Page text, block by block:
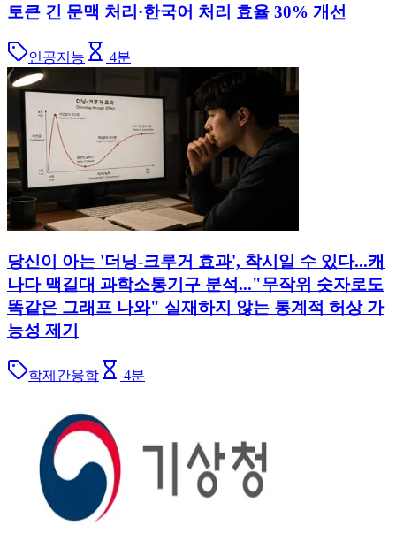
토큰 긴 문맥 처리·한국어 처리 효율 30% 개선
인공지능 4분
당신이 아는 '더닝-크루거 효과', 착시일 수 있다...캐
나다 맥길대 과학소통기구 분석..."무작위 숫자로도
똑같은 그래프 나와" 실재하지 않는 통계적 허상 가
능성 제기
학제간융합 4분